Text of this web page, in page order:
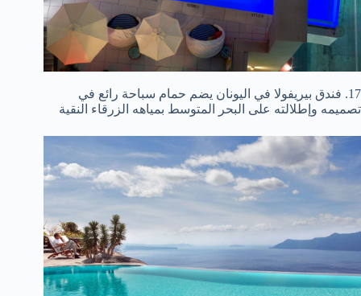
17. فندق بيريفولا في اليونان يضم حمام سباحة رائع في
تصميمه وإطلالته على البحر المتوسط بمياهه الزرقاء النقية